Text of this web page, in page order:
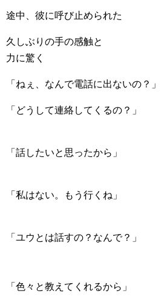
途中、彼に呼び止められた
久しぶりの手の感触と
力に驚く
「ねぇ、なんで電話に出ないの？」
「どうして連絡してくるの？」
「話したいと思ったから」
「私はない。もう行くね」
「ユウとは話すの？なんで？」
「色々と教えてくれるから」